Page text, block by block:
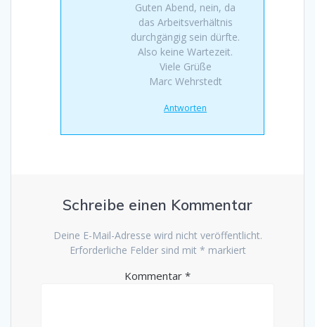
Guten Abend, nein, da
das Arbeitsverhältnis
durchgängig sein dürfte.
Also keine Wartezeit.
Viele Grüße
Marc Wehrstedt
Antworten
Schreibe einen Kommentar
Deine E-Mail-Adresse wird nicht veröffentlicht.
Erforderliche Felder sind mit * markiert
Kommentar *